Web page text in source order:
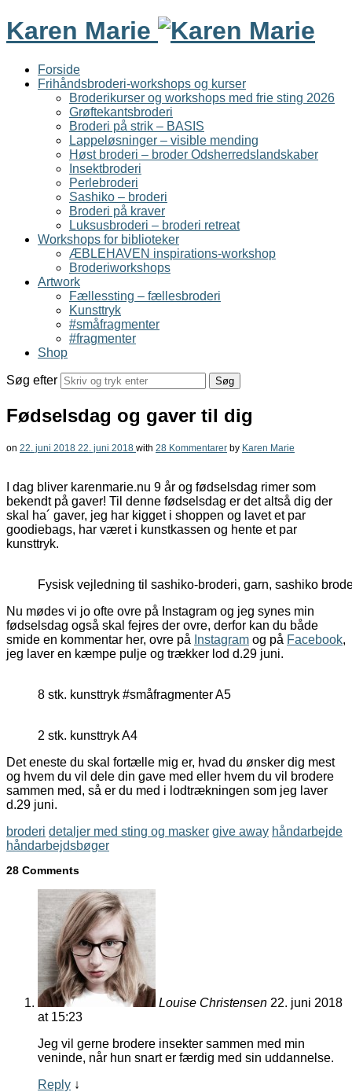
Karen Marie
Forside
Frihåndsbroderi-workshops og kurser
Broderikurser og workshops med frie sting 2026
Grøftekantsbroderi
Broderi på strik – BASIS
Lappeløsninger – visible mending
Høst broderi – broder Odsherredslandskaber
Insektbroderi
Perlebroderi
Sashiko – broderi
Broderi på kraver
Luksusbroderi – broderi retreat
Workshops for biblioteker
ÆBLEHAVEN inspirations-workshop
Broderiworkshops
Artwork
Fællessting – fællesbroderi
Kunsttryk
#småfragmenter
#fragmenter
Shop
Søg efter
Fødselsdag og gaver til dig
on 22. juni 2018 22. juni 2018 with 28 Kommentarer by Karen Marie
I dag bliver karenmarie.nu 9 år og fødselsdag rimer som
bekendt på gaver! Til denne fødselsdag er det altså dig der
skal ha´ gaver, jeg har kigget i shoppen og lavet et par
goodiebags, har været i kunstkassen og hente et par
kunsttryk.
Fysisk vejledning til sashiko-broderi, garn, sashiko
Nu mødes vi jo ofte ovre på Instagram og jeg synes min
fødselsdag også skal fejres der ovre, derfor kan du både
smide en kommentar her, ovre på Instagram og på Facebook,
jeg laver en kæmpe pulje og trækker lod d.29 juni.
8 stk. kunsttryk #småfragmenter A5
2 stk. kunsttryk A4
Det eneste du skal fortælle mig er, hvad du ønsker dig mest
og hvem du vil dele din gave med eller hvem du vil brodere
sammen med, så er du med i lodtrækningen som jeg laver
d.29 juni.
broderi detaljer med sting og masker give away håndarbejde
håndarbejdsbøger
28 Comments
Louise Christensen 22. juni 2018
at 15:23
Jeg vil gerne brodere insekter sammen med min
veninde, når hun snart er færdig med sin uddannelse.
Reply ↓